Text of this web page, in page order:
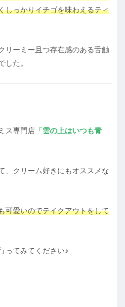
しっかりイチゴを味わえるティ
リーミー且つ存在感のある舌触
した。
ス専門店 「雲の上はいつも青
、クリーム好きにもオススメな
可愛いのでテイクアウトをして
ってみてください♪